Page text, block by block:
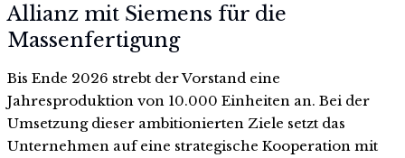
Allianz mit Siemens für die
Massenfertigung
Bis Ende 2026 strebt der Vorstand eine
Jahresproduktion von 10.000 Einheiten an. Bei der
Umsetzung dieser ambitionierten Ziele setzt das
Unternehmen auf eine strategische Kooperation mit